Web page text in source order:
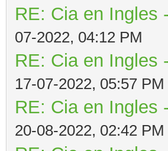
RE: Cia en Ingles
07-2022, 04:12 PM
RE: Cia en Ingles
17-07-2022, 05:57 PM
RE: Cia en Ingles
20-08-2022, 02:42 PM